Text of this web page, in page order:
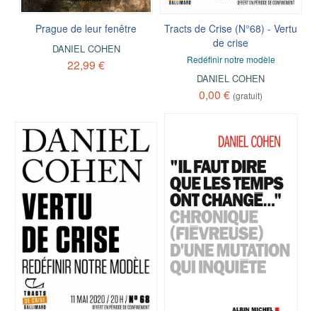
Prague de leur fenêtre
DANIEL COHEN
22,99 €
Tracts de Crise (N°68) - Vertu
de crise
Redéfinir notre modèle
DANIEL COHEN
0,00 € (gratuit)